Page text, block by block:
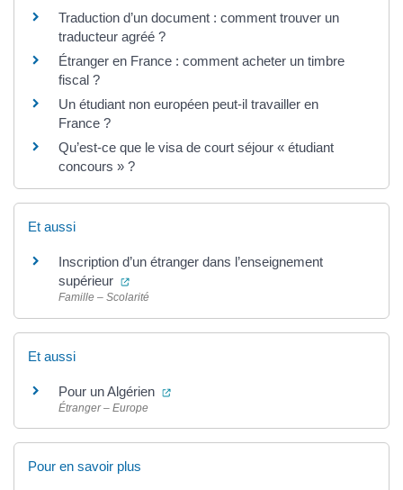
Traduction d’un document : comment trouver un
traducteur agréé ?
Étranger en France : comment acheter un timbre
fiscal ?
Un étudiant non européen peut-il travailler en
France ?
Qu’est-ce que le visa de court séjour « étudiant
concours » ?
Et aussi
Inscription d’un étranger dans l’enseignement
supérieur
(ouverture dans un nouvel onglet)
Famille – Scolarité
Et aussi
Pour un Algérien (ouverture dans un nouvel onglet)
Étranger – Europe
Pour en savoir plus